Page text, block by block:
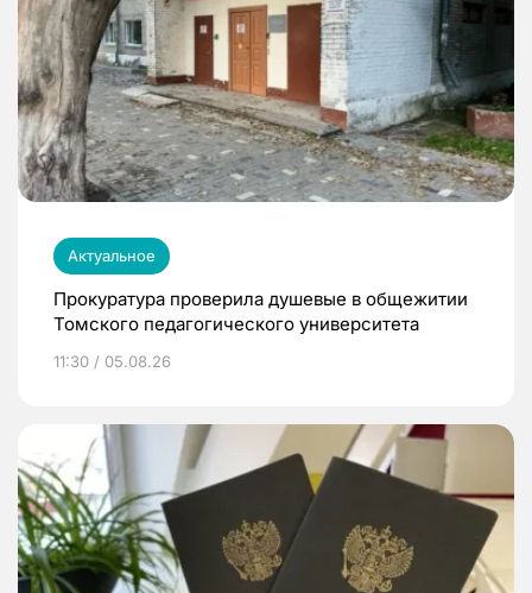
Актуальное
Прокуратура проверила душевые в общежитии
Томского педагогического университета
11:30 / 05.08.26